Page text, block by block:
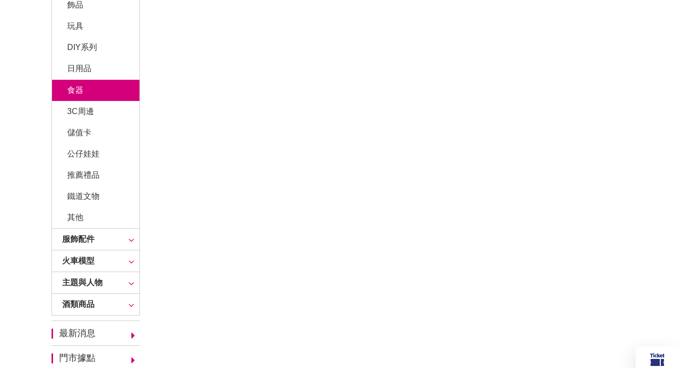
飾品
玩具
DIY系列
日用品
食器
3C周邊
儲值卡
公仔娃娃
推薦禮品
鐵道文物
其他
服飾配件
火車模型
主題與人物
酒類商品
最新消息
門市據點